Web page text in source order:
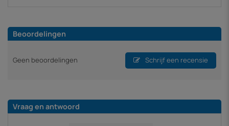
Beoordelingen
Geen beoordelingen Schrijf een recensie
Vraag en antwoord